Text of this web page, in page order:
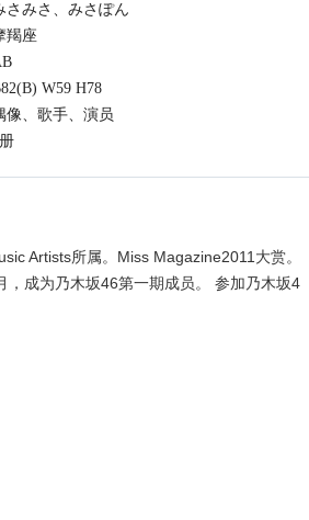
さみさ、みさぽん
羯座
W59 H78
像、歌手、演员
Artists所属。Miss Magazine2011大赏。
成为乃木坂46第一期成员。 参加乃木坂4